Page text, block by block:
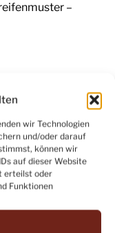
wir Technologien
und/oder darauf
können wir
auf dieser Website
erteilst oder
Funktionen
–
und kann
Abschürfungen,
vielmehr ein